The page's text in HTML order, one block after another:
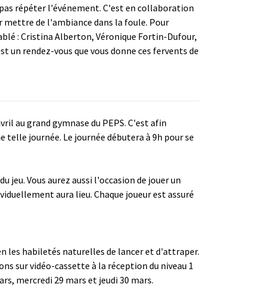
répéter l'événement. C'est en collaboration
mettre de l'ambiance dans la foule. Pour
: Cristina Alberton, Véronique Fortin-Dufour,
un rendez-vous que vous donne ces fervents de
au grand gymnase du PEPS. C'est afin
journée. Le journée débutera à 9h pour se
Vous aurez aussi l'occasion de jouer un
aura lieu. Chaque joueur est assuré
les habiletés naturelles de lancer et d'attraper.
sur vidéo-cassette à la réception du niveau 1
mercredi 29 mars et jeudi 30 mars.